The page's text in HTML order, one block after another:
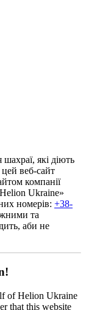
які діють
веб-сайт
компанії
Ukraine»
номерів: +38-
та
аби не
of Helion Ukraine
that this website